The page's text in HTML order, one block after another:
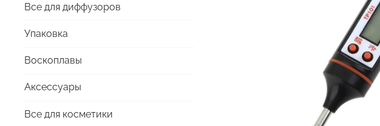
Все для диффузоров
Упаковка
Воскоплавы
Аксессуары
Все для косметики